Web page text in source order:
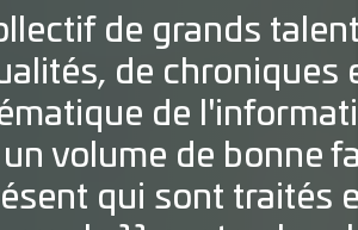
de grands
de
de
volume de bonne
qui sont traités